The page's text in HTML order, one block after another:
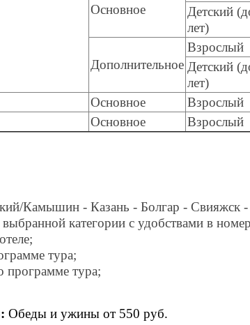
Основное
Детский
лет)
Дополнительное
Взрослый
Детский
лет)
Основное Взрослый
Основное Взрослый
Камышин - Казань - Болгар -
категории с удобствами в
тура;
программе тура;
Обеды и ужины от 550 руб.